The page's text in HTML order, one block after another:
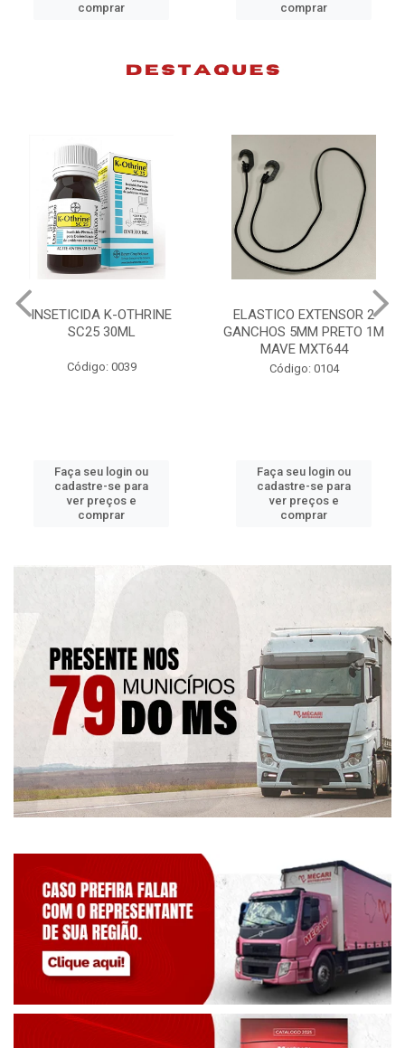
comprar
comprar
INSETICIDA K-OTHRINE
SC25 30ML
Código: 0039
Faça seu login ou
cadastre-se para
ver preços e
comprar
ELASTICO EXTENSOR 2
GANCHOS 5MM PRETO 1M
MAVE MXT644
Código: 0104
Faça seu login ou
cadastre-se para
ver preços e
comprar